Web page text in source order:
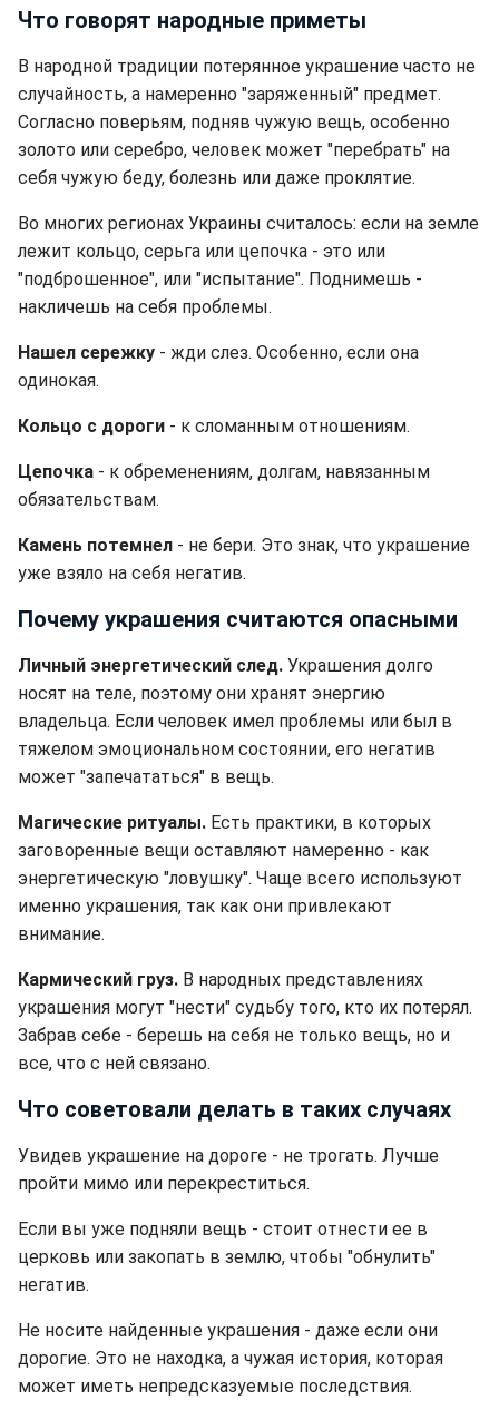
Что говорят народные приметы
В народной традиции потерянное украшение часто не
случайность, а намеренно "заряженный" предмет.
Согласно поверьям, подняв чужую вещь, особенно
золото или серебро, человек может "перебрать" на
себя чужую беду, болезнь или даже проклятие.
Во многих регионах Украины считалось: если на земле
лежит кольцо, серьга или цепочка - это или
"подброшенное", или "испытание". Поднимешь -
накличешь на себя проблемы.
Нашел сережку - жди слез. Особенно, если она
одинокая.
Кольцо с дороги - к сломанным отношениям.
Цепочка - к обременениям, долгам, навязанным
обязательствам.
Камень потемнел - не бери. Это знак, что украшение
уже взяло на себя негатив.
Почему украшения считаются опасными
Личный энергетический след. Украшения долго
носят на теле, поэтому они хранят энергию
владельца. Если человек имел проблемы или был в
тяжелом эмоциональном состоянии, его негатив
может "запечататься" в вещь.
Магические ритуалы. Есть практики, в которых
заговоренные вещи оставляют намеренно - как
энергетическую "ловушку". Чаще всего используют
именно украшения, так как они привлекают
внимание.
Кармический груз. В народных представлениях
украшения могут "нести" судьбу того, кто их потерял.
Забрав себе - берешь на себя не только вещь, но и
все, что с ней связано.
Что советовали делать в таких случаях
Увидев украшение на дороге - не трогать. Лучше
пройти мимо или перекреститься.
Если вы уже подняли вещь - стоит отнести ее в
церковь или закопать в землю, чтобы "обнулить"
негатив.
Не носите найденные украшения - даже если они
дорогие. Это не находка, а чужая история, которая
может иметь непредсказуемые последствия.